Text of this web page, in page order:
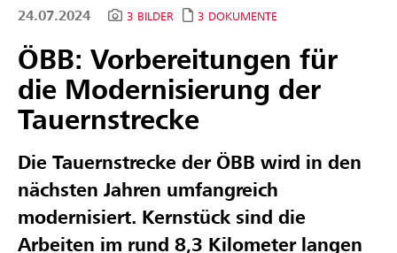
24.07.2024 3 BILDER 3 DOKUMENTE
ÖBB: Vorbereitungen für
die Modernisierung der
Tauernstrecke
Die Tauernstrecke der ÖBB wird in den
nächsten Jahren umfangreich
modernisiert. Kernstück sind die
Arbeiten im rund 8,3 Kilometer langen